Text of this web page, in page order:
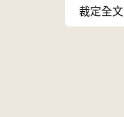
裁定全文